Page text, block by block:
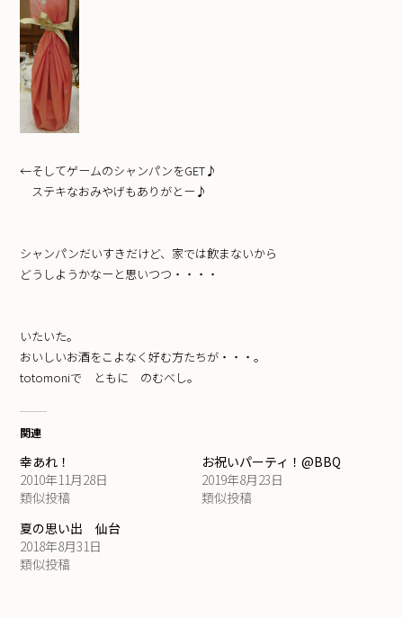
←そしてゲームのシャンパンをGET♪
ステキなおみやげもありがとー♪
シャンパンだいすきだけど、家では飲まないから
どうしようかなーと思いつつ・・・・
いたいた。
おいしいお酒をこよなく好む方たちが・・・。
totomoniで ともに のむべし。
関連
幸あれ！
2010年11月28日
類似投稿
お祝いパーティ！@BBQ
2019年8月23日
類似投稿
夏の思い出 仙台
2018年8月31日
類似投稿